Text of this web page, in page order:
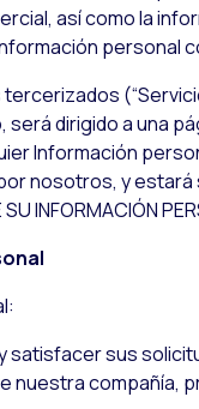
así como la
personal
será dirigido a una
Información
nosotros, y
INFORMACIÓN
satisfacer sus
nuestra compañía,